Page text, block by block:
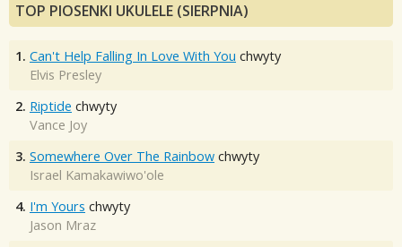
TOP PIOSENKI UKULELE (SIERPNIA)
1. Can't Help Falling In Love With You chwyty
Elvis Presley
2. Riptide chwyty
Vance Joy
3. Somewhere Over The Rainbow chwyty
Israel Kamakawiwo'ole
4. I'm Yours chwyty
Jason Mraz